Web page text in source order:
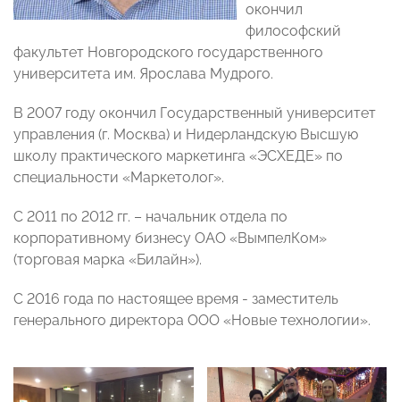
окончил
философский
факультет Новгородского государственного
университета им. Ярослава Мудрого.
В 2007 году окончил Государственный университет
управления (г. Москва) и Нидерландскую Высшую
школу практического маркетинга «ЭСХЕДЕ» по
специальности «Маркетолог».
С 2011 по 2012 гг. – начальник отдела по
корпоративному бизнесу ОАО «ВымпелКом»
(торговая марка «Билайн»).
С 2016 года по настоящее время - заместитель
генерального директора ООО «Новые технологии».